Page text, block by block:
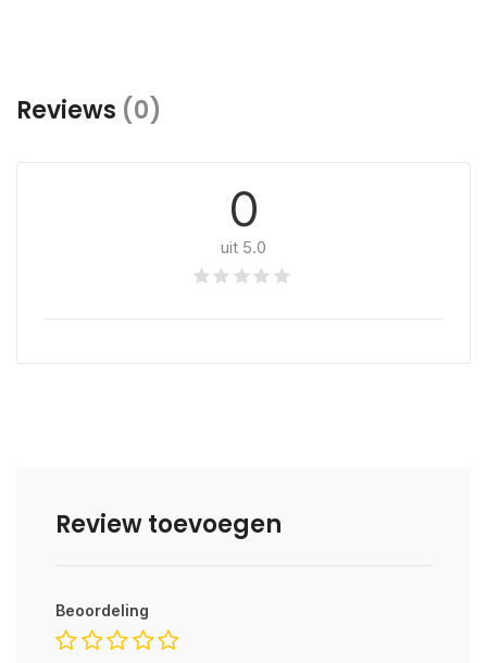
Reviews (0)
0
uit 5.0
Review toevoegen
Beoordeling